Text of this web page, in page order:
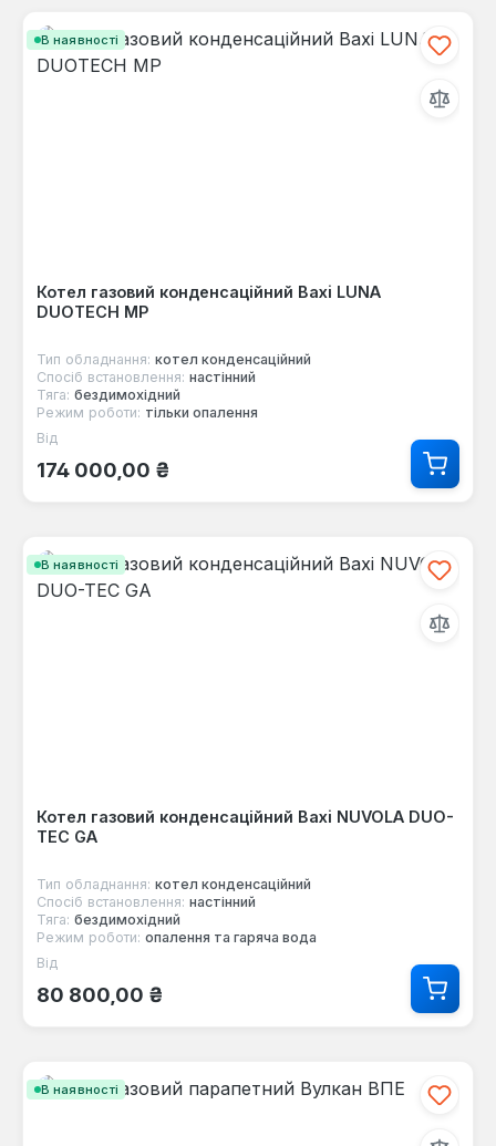
В наявності
Котел газовий конденсаційний Baxi LUNA
DUOTECH MP
Тип обладнання: котел конденсаційний
Спосіб встановлення: настінний
Тяга: бездимохідний
Режим роботи: тільки опалення
Звичайна ціна:
Від
174 000,00 ₴
В наявності
Котел газовий конденсаційний Baxi NUVOLA DUO-
TEC GA
Тип обладнання: котел конденсаційний
Спосіб встановлення: настінний
Тяга: бездимохідний
Режим роботи: опалення та гаряча вода
Звичайна ціна:
Від
80 800,00 ₴
В наявності